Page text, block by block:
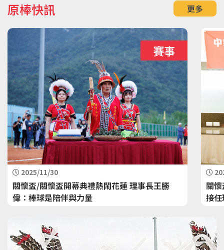
原棒快訊 更多
賽事
2025/11/30
關懷盃/關懷盃開幕典禮熱鬧花蓮 理事長王勝
偉：棒球是陪伴與力量
關
接